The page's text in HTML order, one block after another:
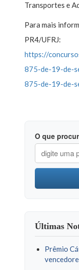
Transportes e
Para mais
PR4/UFRJ:
https://
875-de-19-de-
875-de-19-de-
O que
Últimas
Prêmio